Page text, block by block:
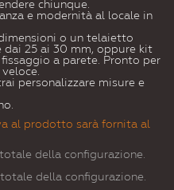
chiunque.
e modernità al locale in
o un telaietto
dai 25 ai 30 mm, oppure kit
a parete. Pronto per
personalizzare misure e
al prodotto sarà fornita al
della configurazione.
della configurazione.